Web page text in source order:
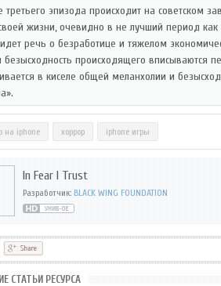
третьего эпизода происходит на советском
жизни, очевидно в не лучший период как
речь о безработице и тяжелом
безысходность происходящего вписываются
в киселе общей меланхолии и
на iphone хоррор iphone игры
In Fear I Trust
Разработчик: BLACK WING FOUNDATION
СТАТЬИ РЕСУРСА